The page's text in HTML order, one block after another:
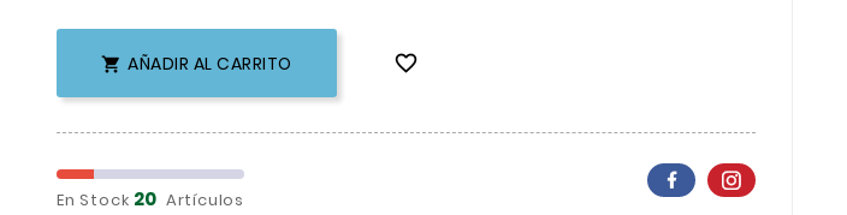
 AÑADIR AL CARRITO 
En Stock 20 Artículos